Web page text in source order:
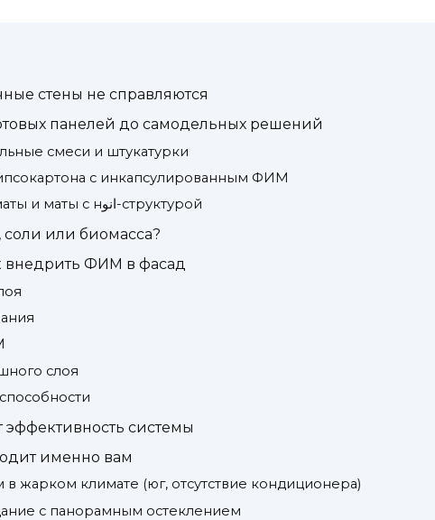
стены не справляются
панелей до самодельных решений
смеси и штукатурки
с инкапсулированным ФИМ
3. Инкапсулированные маты и маты с нانو-структурой
или биомасса?
внедрить ФИМ в фасад
слоя
эффективность системы
именно вам
жарком климате (юг, отсутствие кондиционера)
с панорамным остеклением